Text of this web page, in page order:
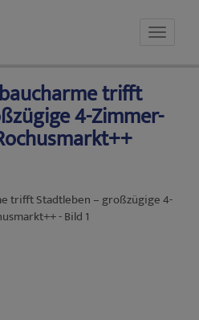
trifft
4-Zimmer-